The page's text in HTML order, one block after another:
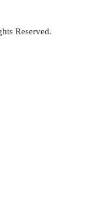
Reserved.